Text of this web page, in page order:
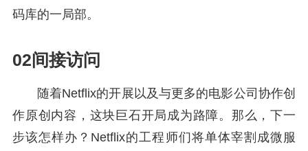
码库的一局部。
02间接访问
随着Netflix的开展以及与更多的电影公司协作创
作原创内容，这块巨石开局成为路障。那么，下一
步该怎样办？Netflix的工程师们将单体宰割成微服